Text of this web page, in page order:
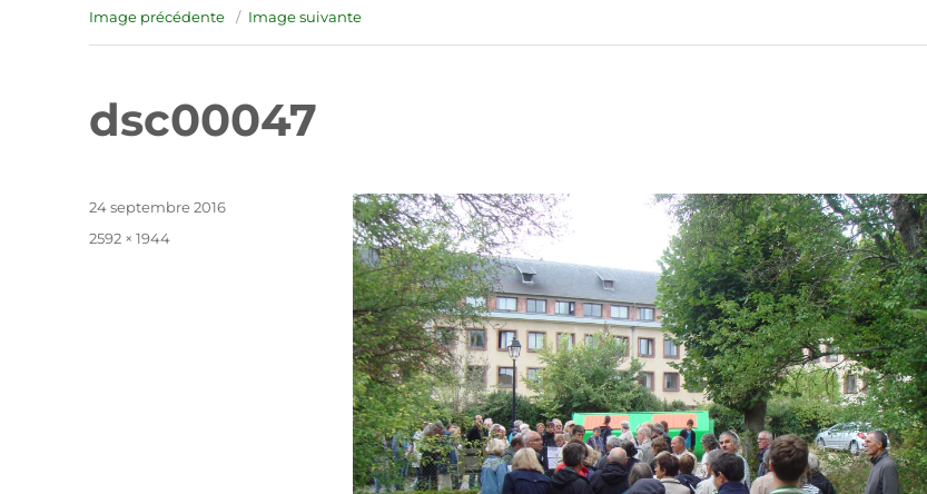
Image précédente Image suivante
dsc00047
Publié
24 septembre 2016
Taille
2592 × 1944